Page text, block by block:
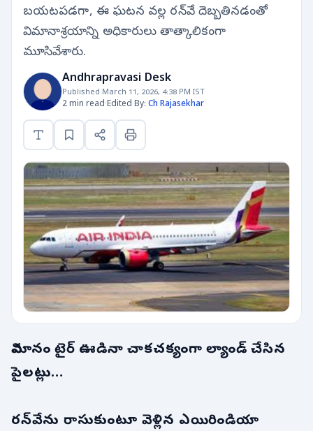
బయటపడగా, ఈ ఘటన వల్ల రన్‌వే దెబ్బతినడంతో
విమానాశ్రయాన్ని అధికారులు తాత్కాలికంగా
మూసివేశారు.
Andhrapravasi Desk
Published March 11, 2026, 4:38 PM IST
2 min read·Edited By: Ch Rajasekhar
విమానం టైర్ ఊడినా చాకచక్యంగా ల్యాండ్ చేసిన
పైలట్లు…
రన్‌వేను రాసుకుంటూ వెళ్లిన ఎయిరిండియా